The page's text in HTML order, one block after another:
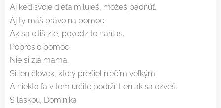
Aj keď svoje dieťa miluješ, môžeš padnúť.
Aj ty máš právo na pomoc.
Ak sa cítiš zle, povedz to nahlas.
Popros o pomoc.
Nie si zlá mama.
Si len človek, ktorý prešiel niečím veľkým.
A niekto ťa v tom určite podrží. Len ak sa ozveš.
S láskou, Dominika